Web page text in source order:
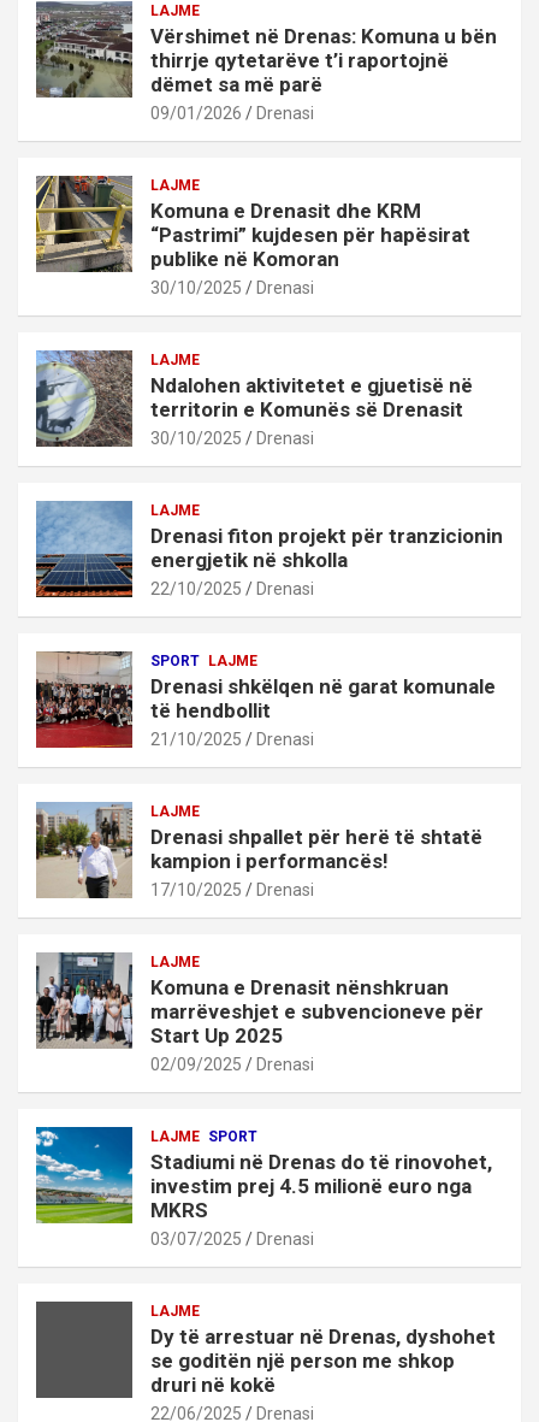
LAJME
Vërshimet në Drenas: Komuna u bën
thirrje qytetarëve t’i raportojnë
dëmet sa më parë
09/01/2026 Drenasi
LAJME
Komuna e Drenasit dhe KRM
“Pastrimi” kujdesen për hapësirat
publike në Komoran
30/10/2025 Drenasi
LAJME
Ndalohen aktivitetet e gjuetisë në
territorin e Komunës së Drenasit
30/10/2025 Drenasi
LAJME
Drenasi fiton projekt për tranzicionin
energjetik në shkolla
22/10/2025 Drenasi
SPORT LAJME
Drenasi shkëlqen në garat komunale
të hendbollit
21/10/2025 Drenasi
LAJME
Drenasi shpallet për herë të shtatë
kampion i performancës!
17/10/2025 Drenasi
LAJME
Komuna e Drenasit nënshkruan
marrëveshjet e subvencioneve për
Start Up 2025
02/09/2025 Drenasi
LAJME SPORT
Stadiumi në Drenas do të rinovohet,
investim prej 4.5 milionë euro nga
MKRS
03/07/2025 Drenasi
LAJME
Dy të arrestuar në Drenas, dyshohet
se goditën një person me shkop
druri në kokë
22/06/2025 Drenasi